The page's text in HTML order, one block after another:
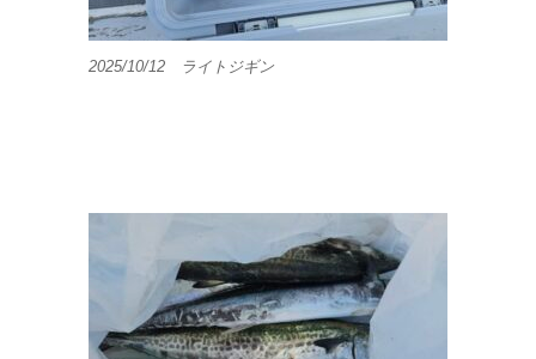
2025/10/12 ライトジギン